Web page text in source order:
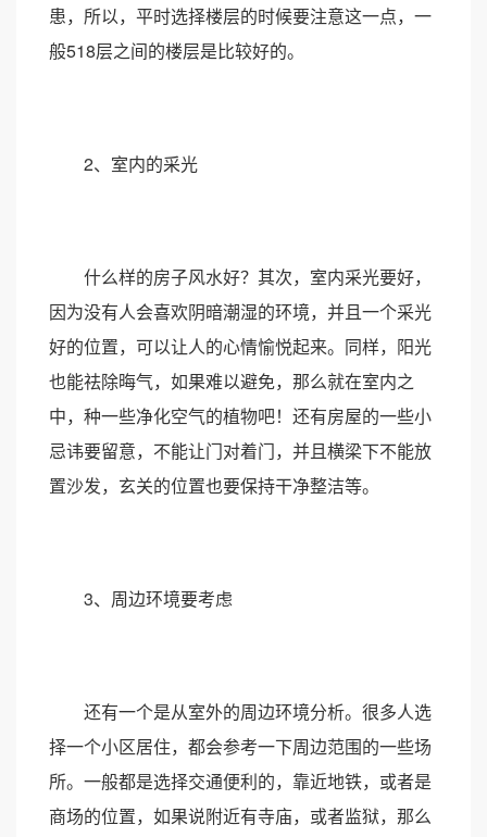
患，所以，平时选择楼层的时候要注意这一点，一
般518层之间的楼层是比较好的。
2、室内的采光
什么样的房子风水好？其次，室内采光要好，
因为没有人会喜欢阴暗潮湿的环境，并且一个采光
好的位置，可以让人的心情愉悦起来。同样，阳光
也能祛除晦气，如果难以避免，那么就在室内之
中，种一些净化空气的植物吧！还有房屋的一些小
忌讳要留意，不能让门对着门，并且横梁下不能放
置沙发，玄关的位置也要保持干净整洁等。
3、周边环境要考虑
还有一个是从室外的周边环境分析。很多人选
择一个小区居住，都会参考一下周边范围的一些场
所。一般都是选择交通便利的，靠近地铁，或者是
商场的位置，如果说附近有寺庙，或者监狱，那么